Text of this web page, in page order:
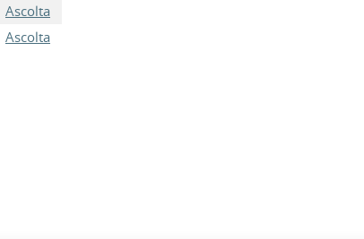
Ascolta
Ascolta